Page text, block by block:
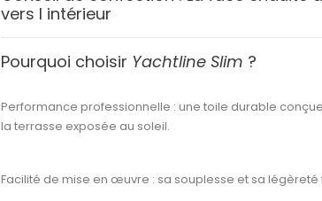
vers l intérieur
Pourquoi choisir Yachtline Slim ?
Performance professionnelle : une toile durable
la terrasse exposée au soleil.
Facilité de mise en œuvre : sa souplesse et sa légèreté